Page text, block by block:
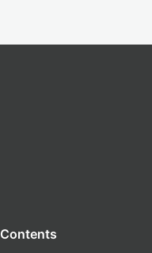
Contents